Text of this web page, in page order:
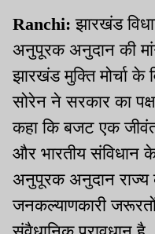
Ranchi: झारखंड
अनुपूरक अनुदान की
झारखंड मुक्ति मोर्चा
सोरेन ने सरकार का
कहा कि बजट एक
और भारतीय
अनुपूरक अनुदान राज्य
जनकल्याणकारी